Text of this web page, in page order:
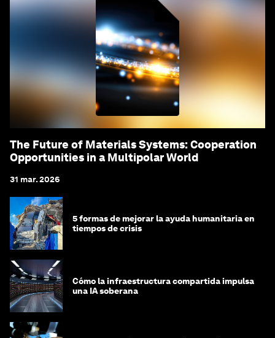
The Future of Materials Systems: Cooperation
Opportunities in a Multipolar World
31 mar. 2026
5 formas de mejorar la ayuda humanitaria en
tiempos de crisis
Cómo la infraestructura compartida impulsa
una IA soberana